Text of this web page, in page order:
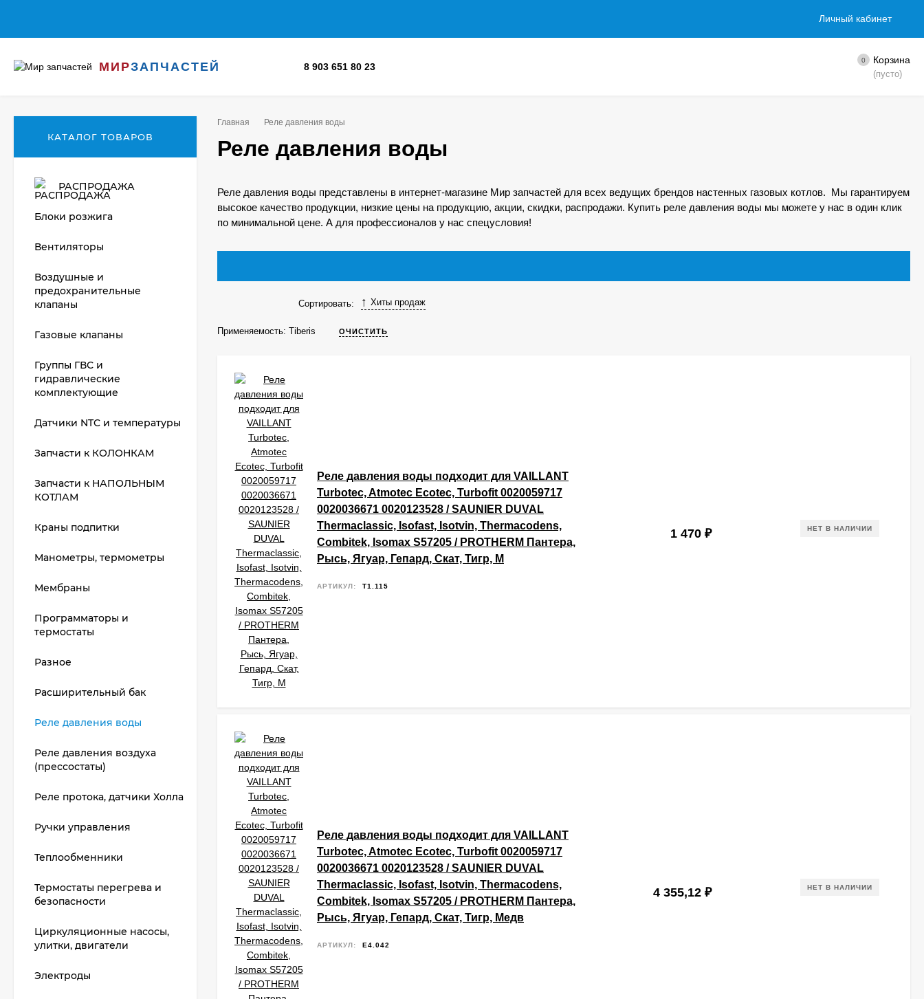
Личный кабинет
МИРЗАПЧАСТЕЙ 8 903 651 80 23
0 Корзина
(пусто)
Главная Реле давления воды
Реле давления воды
Реле давления воды представлены в интернет-магазине Мир запчастей для всех ведущих брендов настенных газовых котлов. Мы гарантируем
высокое качество продукции, низкие цены на продукцию, акции, скидки, распродажи. Купить реле давления воды мы можете у нас в один клик
по минимальной цене. А для профессионалов у нас спецусловия!
Сортировать: Хиты продаж
Применяемость: Tiberis ОЧИСТИТЬ
Реле давления воды подходит для VAILLANT
Turbotec, Atmotec Ecotec, Turbofit 0020059717
0020036671 0020123528 / SAUNIER DUVAL
Thermaclassic, Isofast, Isotvin, Thermacodens,
Combitek, Isomax S57205 / PROTHERM Пантера,
Рысь, Ягуар, Гепард, Скат, Тигр, М
АРТИКУЛ: T1.115
1 470 ₽ НЕТ В НАЛИЧИИ
Реле давления воды подходит для VAILLANT
Turbotec, Atmotec Ecotec, Turbofit 0020059717
0020036671 0020123528 / SAUNIER DUVAL
Thermaclassic, Isofast, Isotvin, Thermacodens,
Combitek, Isomax S57205 / PROTHERM Пантера,
Рысь, Ягуар, Гепард, Скат, Тигр, Медв
АРТИКУЛ: E4.042
4 355,12 ₽ НЕТ В НАЛИЧИИ
КАТАЛОГ ТОВАРОВ
РАСПРОДАЖА
Блоки розжига
Вентиляторы
Воздушные и
предохранительные
клапаны
Газовые клапаны
Группы ГВС и
гидравлические
комплектующие
Датчики NTC и температуры
Запчасти к КОЛОНКАМ
Запчасти к НАПОЛЬНЫМ
КОТЛАМ
Краны подпитки
Манометры, термометры
Мембраны
Программаторы и
термостаты
Разное
Расширительный бак
Реле давления воды
Реле давления воздуха
(прессостаты)
Реле протока, датчики Холла
Ручки управления
Теплообменники
Термостаты перегрева и
безопасности
Циркуляционные насосы,
улитки, двигатели
Электроды